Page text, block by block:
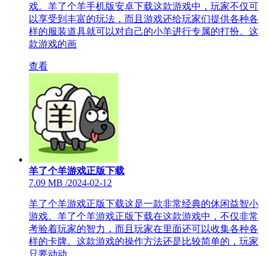
戏。羊了个羊手机版安卓下载这款游戏中，玩家不仅可
以享受到丰富的玩法，而且游戏还给玩家们提供各种各
样的服装道具就可以对自己的小羊进行专属的打扮。这
款游戏的画
查看
羊了个羊游戏正版下载
7.09 MB /2024-02-12
羊了个羊游戏正版下载这是一款非常经典的休闲益智小
游戏。羊了个羊游戏正版下载在这款游戏中，不仅非常
考验着玩家的智力，而且玩家在里面还可以收集各种各
样的卡牌。这款游戏的操作方法还是比较简单的，玩家